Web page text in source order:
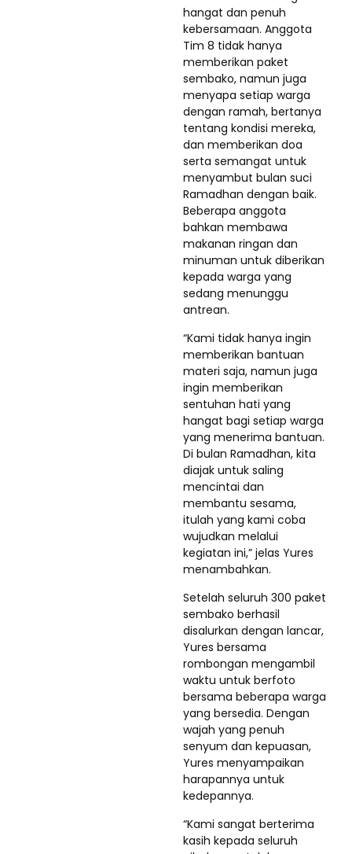
hangat dan penuh
kebersamaan. Anggota
Tim 8 tidak hanya
memberikan paket
sembako, namun juga
menyapa setiap warga
dengan ramah, bertanya
tentang kondisi mereka,
dan memberikan doa
serta semangat untuk
menyambut bulan suci
Ramadhan dengan baik.
Beberapa anggota
bahkan membawa
makanan ringan dan
minuman untuk diberikan
kepada warga yang
sedang menunggu
antrean.
“Kami tidak hanya ingin
memberikan bantuan
materi saja, namun juga
ingin memberikan
sentuhan hati yang
hangat bagi setiap warga
yang menerima bantuan.
Di bulan Ramadhan, kita
diajak untuk saling
mencintai dan
membantu sesama,
itulah yang kami coba
wujudkan melalui
kegiatan ini,” jelas Yures
menambahkan.
Setelah seluruh 300 paket
sembako berhasil
disalurkan dengan lancar,
Yures bersama
rombongan mengambil
waktu untuk berfoto
bersama beberapa warga
yang bersedia. Dengan
wajah yang penuh
senyum dan kepuasan,
Yures menyampaikan
harapannya untuk
kedepannya.
“Kami sangat berterima
kasih kepada seluruh